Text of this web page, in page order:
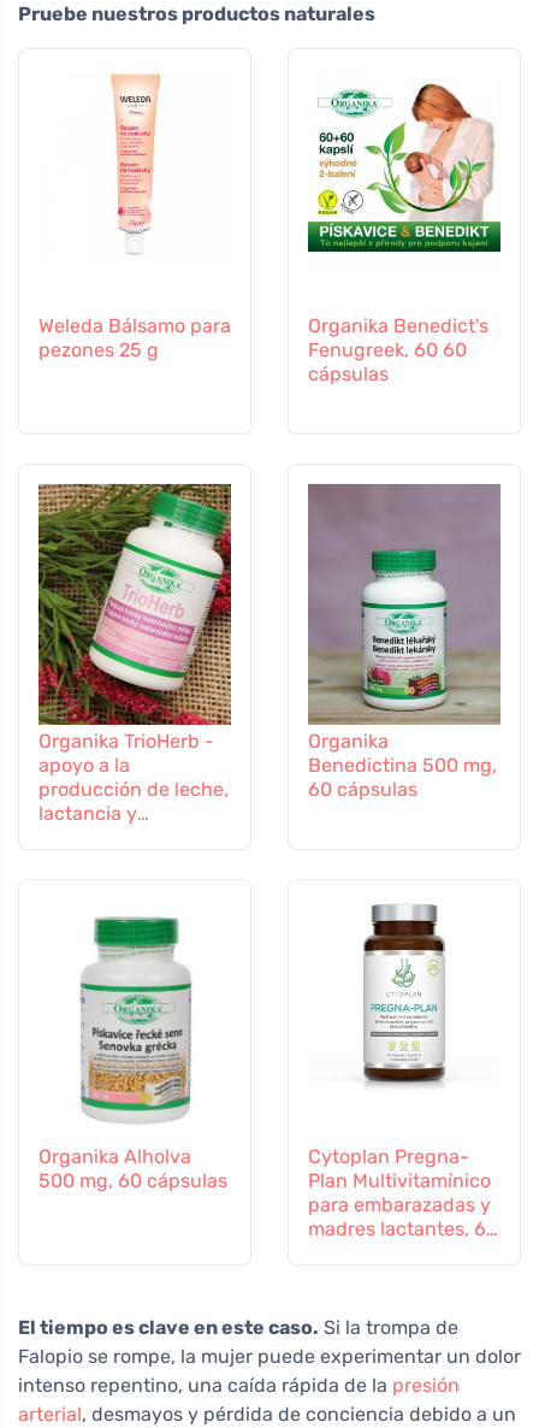
Pruebe nuestros productos naturales
Weleda Bálsamo para
pezones 25 g
Organika Benedict's
Fenugreek, 60 60
cápsulas
Organika TrioHerb -
apoyo a la
producción de leche,
lactancia y
Organika
Benedictina 500 mg,
60 cápsulas
Organika Alholva
500 mg, 60 cápsulas
Cytoplan Pregna-
Plan Multivitamínico
para embarazadas y
madres lactantes, 60
El tiempo es clave en este caso. Si la trompa de
Falopio se rompe, la mujer puede experimentar un dolor
intenso repentino, una caída rápida de la presión
arterial, desmayos y pérdida de conciencia debido a un